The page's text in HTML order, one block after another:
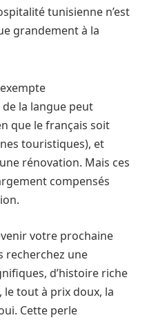
tunisienne n’est
grandement à la
la langue peut
que le français soit
touristiques), et
rénovation. Mais ces
compensés
votre prochaine
recherchez une
d’histoire riche
le tout à prix doux, la
Cette perle